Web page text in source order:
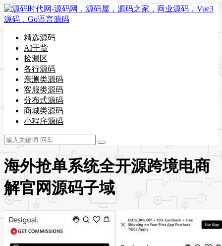
精选源码
AI干货
捡漏区
各行源码
亲测类源码
客服类源码
分布式源码
商城类源码
小程序源码
海外抢单系统全开源跨境电商
解官网源码子域